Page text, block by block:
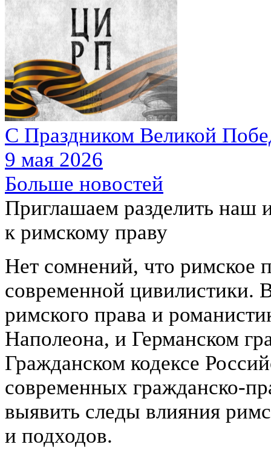
С Праздником Великой
9 мая 2026
Больше новостей
Приглашаем разделить наш
к римскому праву
Нет сомнений, что римское
современной цивилистики.
римского права и
Наполеона, и Германском
Гражданском кодексе
современных гражданско-
выявить следы влияния
и подходов.